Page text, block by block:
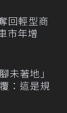
回輕型商
市年增
未著地」
：這是規